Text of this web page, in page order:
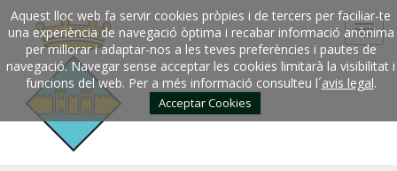
Aquest lloc web fa servir cookies pròpies i de tercers per faciliar-te
una experiència de navegació òptima i recabar informació anònima
per millorar i adaptar-nos a les teves preferències i pautes de
navegació. Navegar sense acceptar les cookies limitarà la visibilitat i
funcions del web. Per a més informació consulteu l´avis legal.
Acceptar Cookies